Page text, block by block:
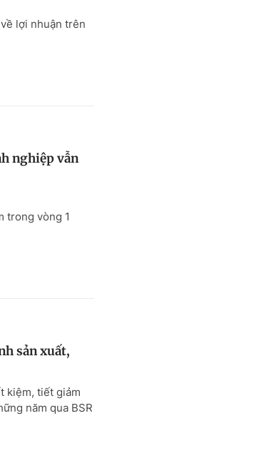
lợi nhuận trên
nghiệp vẫn
trong vòng 1
sản xuất,
kiệm, tiết giảm
năm qua BSR